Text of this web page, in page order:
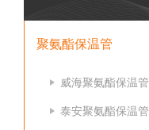
聚氨酯保温管
威海聚氨酯保温管
泰安聚氨酯保温管